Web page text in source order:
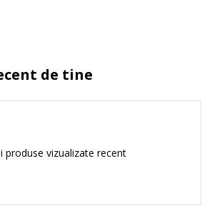
de tine
produse vizualizate recent